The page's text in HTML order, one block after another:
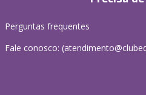
Perguntas frequentes
Fale conosco: (